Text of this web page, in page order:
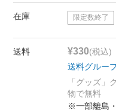
在庫 限定数終了
送料 ¥330(税込)
送料グルー
「グッズ」
物で無料
※一部離島